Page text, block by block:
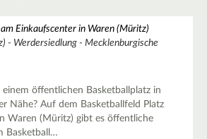
Einkaufscenter in Waren (Müritz)
- Werdersiedlung - Mecklenburgische
öffentlichen Basketballplatz in
Nähe? Auf dem Basketballfeld Platz
Waren (Müritz) gibt es öffentliche
Basketball…